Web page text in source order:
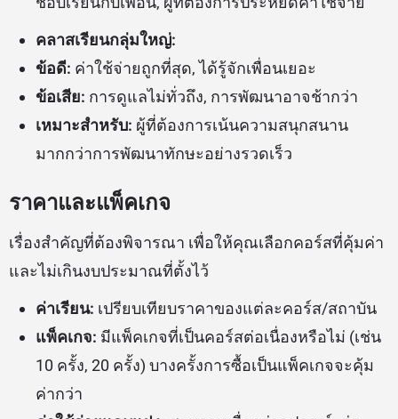
คลาสเรียนกลุ่มใหญ่:
ข้อดี: ค่าใช้จ่ายถูกที่สุด, ได้รู้จักเพื่อนเยอะ
ข้อเสีย: การดูแลไม่ทั่วถึง, การพัฒนาอาจช้ากว่า
เหมาะสำหรับ: ผู้ที่ต้องการเน้นความสนุกสนาน
มากกว่าการพัฒนาทักษะอย่างรวดเร็ว
ราคาและแพ็คเกจ
เรื่องสำคัญที่ต้องพิจารณา เพื่อให้คุณเลือกคอร์สที่คุ้มค่า
และไม่เกินงบประมาณที่ตั้งไว้
ค่าเรียน: เปรียบเทียบราคาของแต่ละคอร์ส/สถาบัน
แพ็คเกจ: มีแพ็คเกจที่เป็นคอร์สต่อเนื่องหรือไม่ (เช่น
10 ครั้ง, 20 ครั้ง) บางครั้งการซื้อเป็นแพ็คเกจจะคุ้ม
ค่ากว่า